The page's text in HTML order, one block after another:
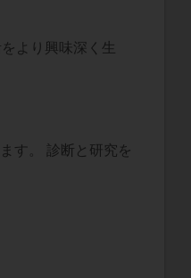
より興味深く生
す。 診断と研究を